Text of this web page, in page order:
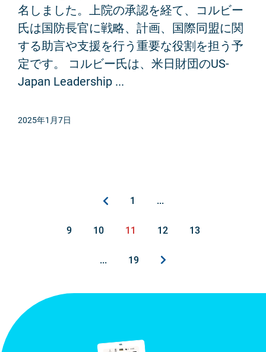
名しました。上院の承認を経て、コルビー
氏は国防長官に戦略、計画、国際同盟に関
する助言や支援を行う重要な役割を担う予
定です。 コルビー氏は、米日財団のUS-
Japan Leadership ...
2025年1月7日
1 ...
9 10 11 12 13
... 19